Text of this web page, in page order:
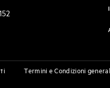
Termini e Condizioni